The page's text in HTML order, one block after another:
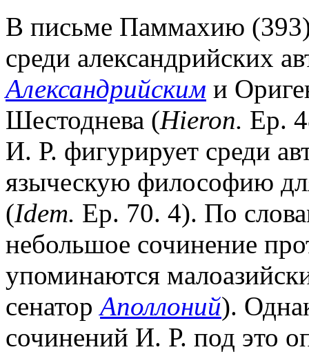
В письме Паммахию
среди александрийских
Александрийским и
Шестоднева (Hieron. Ep.
И. Р. фигурирует среди
языческую философию
(Idem. Ep. 70. 4). По
небольшое сочинение
упоминаются
сенаторАполлоний).
сочинений И. Р. под это